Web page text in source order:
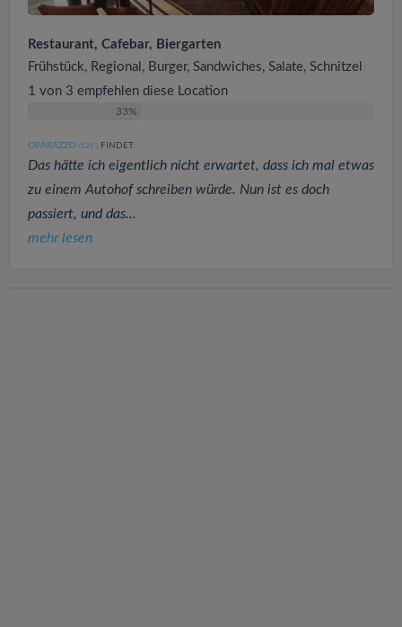
Restaurant, Cafebar, Biergarten
Frühstück, Regional, Burger, Sandwiches, Salate, Schnitzel
1 von 3 empfehlen diese Location
33%
OPARAZZO (125 ) FINDET:
Das hätte ich eigentlich nicht erwartet, dass ich mal etwas
zu einem Autohof schreiben würde. Nun ist es doch
passiert, und das...
mehr lesen